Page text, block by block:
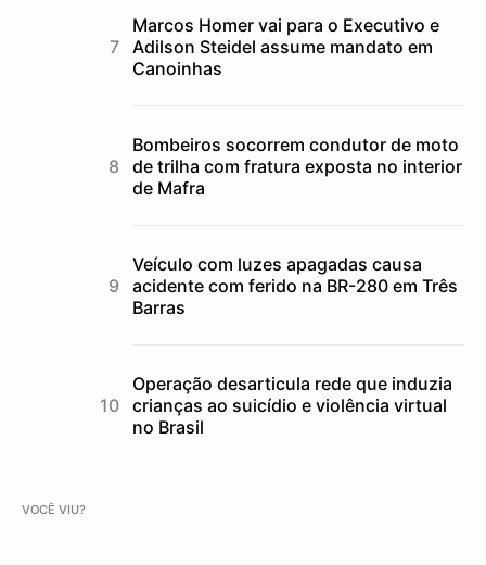
Marcos Homer vai para o Executivo e
Adilson Steidel assume mandato em
Canoinhas
Bombeiros socorrem condutor de moto
de trilha com fratura exposta no interior
de Mafra
Veículo com luzes apagadas causa
acidente com ferido na BR-280 em Três
Barras
Operação desarticula rede que induzia
crianças ao suicídio e violência virtual
no Brasil
VOCÊ VIU?